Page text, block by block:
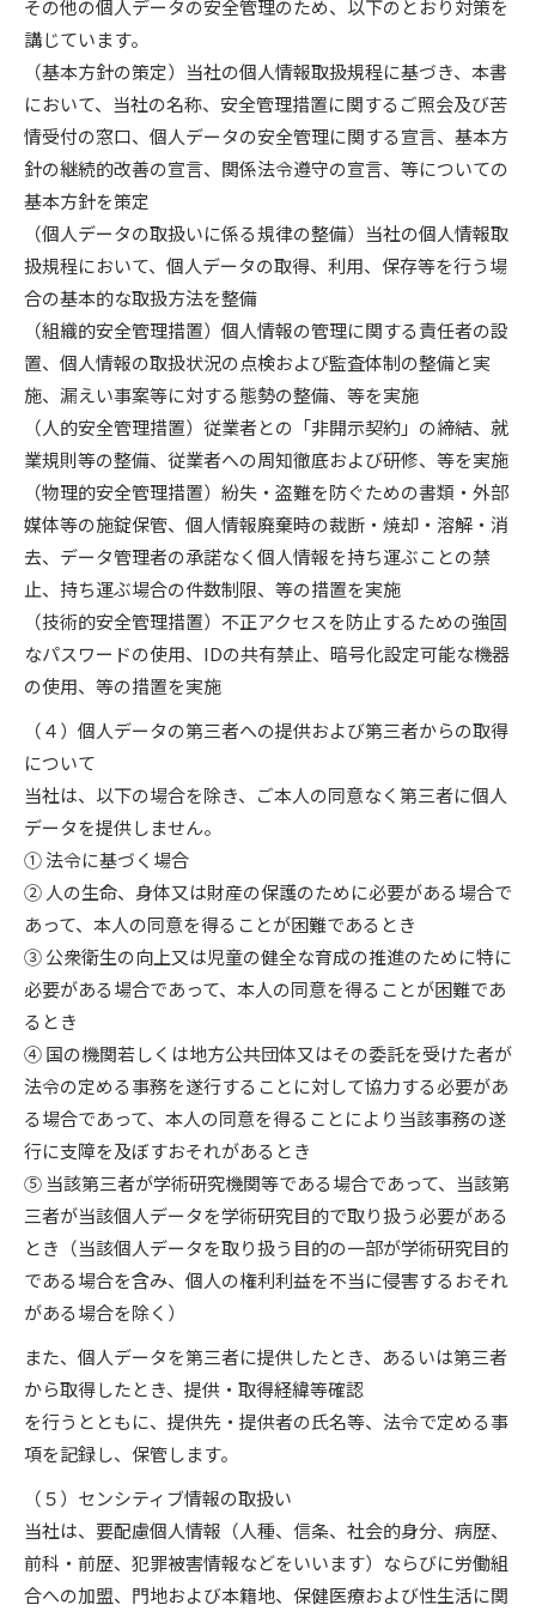
その他の個人データの安全管理のため、以下のとおり対策を
講じています。
（基本方針の策定）当社の個人情報取扱規程に基づき、本書
において、当社の名称、安全管理措置に関するご照会及び苦
情受付の窓口、個人データの安全管理に関する宣言、基本方
針の継続的改善の宣言、関係法令遵守の宣言、等についての
基本方針を策定
（個人データの取扱いに係る規律の整備）当社の個人情報取
扱規程において、個人データの取得、利用、保存等を行う場
合の基本的な取扱方法を整備
（組織的安全管理措置）個人情報の管理に関する責任者の設
置、個人情報の取扱状況の点検および監査体制の整備と実
施、漏えい事案等に対する態勢の整備、等を実施
（人的安全管理措置）従業者との「非開示契約」の締結、就
業規則等の整備、従業者への周知徹底および研修、等を実施
（物理的安全管理措置）紛失・盗難を防ぐための書類・外部
媒体等の施錠保管、個人情報廃棄時の裁断・焼却・溶解・消
去、データ管理者の承諾なく個人情報を持ち運ぶことの禁
止、持ち運ぶ場合の件数制限、等の措置を実施
（技術的安全管理措置）不正アクセスを防止するための強固
なパスワードの使用、IDの共有禁止、暗号化設定可能な機器
の使用、等の措置を実施
（４）個人データの第三者への提供および第三者からの取得
について
当社は、以下の場合を除き、ご本人の同意なく第三者に個人
データを提供しません。
① 法令に基づく場合
② 人の生命、身体又は財産の保護のために必要がある場合で
あって、本人の同意を得ることが困難であるとき
③ 公衆衛生の向上又は児童の健全な育成の推進のために特に
必要がある場合であって、本人の同意を得ることが困難であ
るとき
④ 国の機関若しくは地方公共団体又はその委託を受けた者が
法令の定める事務を遂行することに対して協力する必要があ
る場合であって、本人の同意を得ることにより当該事務の遂
行に支障を及ぼすおそれがあるとき
⑤ 当該第三者が学術研究機関等である場合であって、当該第
三者が当該個人データを学術研究目的で取り扱う必要がある
とき（当該個人データを取り扱う目的の一部が学術研究目的
である場合を含み、個人の権利利益を不当に侵害するおそれ
がある場合を除く）
また、個人データを第三者に提供したとき、あるいは第三者
から取得したとき、提供・取得経緯等確認
を行うとともに、提供先・提供者の氏名等、法令で定める事
項を記録し、保管します。
（５）センシティブ情報の取扱い
当社は、要配慮個人情報（人種、信条、社会的身分、病歴、
前科・前歴、犯罪被害情報などをいいます）ならびに労働組
合への加盟、門地および本籍地、保健医療および性生活に関